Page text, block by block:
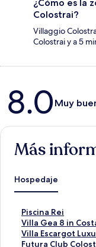
¿Cómo es la
Colostrai?
Villaggio
Colostrai y a 5
Opiniones
8.0Muy
Más
Hospedaje
Piscina Rei
E
n
l
a
Villa Gea 8 in
E
n
l
Villa Escargot
E
n
Futura Club
E